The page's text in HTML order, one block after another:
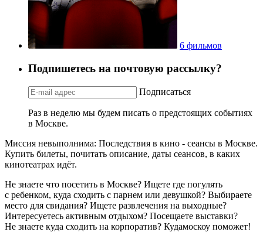
6 фильмов
Подпишетесь на почтовую рассылку?
Подписаться
Раз в неделю мы будем писать о предстоящих событиях
в Москве.
Миссия невыполнима: Последствия в кино - сеансы в Москве.
Купить билеты, почитать описание, даты сеансов, в каких
кинотеатрах идёт.
Не знаете что посетить в Москве? Ищете где погулять
с ребенком, куда сходить с парнем или девушкой? Выбираете
место для свидания? Ищете развлечения на выходные?
Интересуетесь активным отдыхом? Посещаете выставки?
Не знаете куда сходить на корпоратив? Кудамоскоу поможет!